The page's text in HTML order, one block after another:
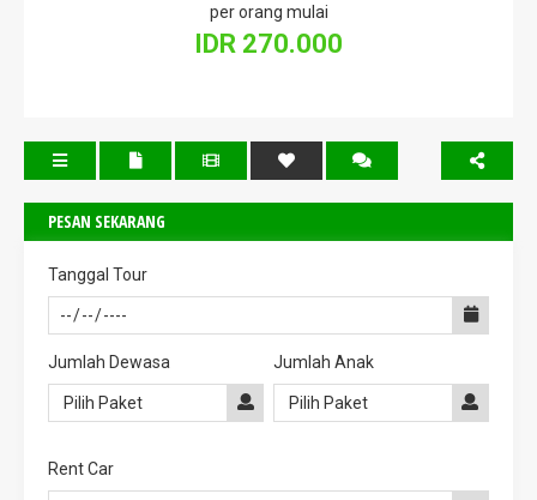
per orang mulai
IDR 270.000
PESAN SEKARANG
Tanggal Tour
Jumlah Dewasa Jumlah Anak
Rent Car